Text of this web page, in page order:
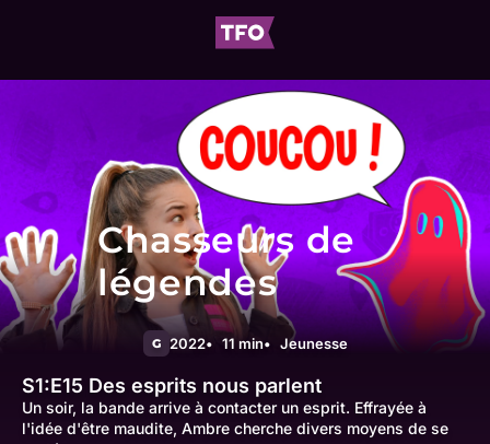
Chasseurs de
légendes
G 2022 11 min Jeunesse
S1:E15 Des esprits nous parlent
Un soir, la bande arrive à contacter un esprit. Effrayée à
l'idée d'être maudite, Ambre cherche divers moyens de se